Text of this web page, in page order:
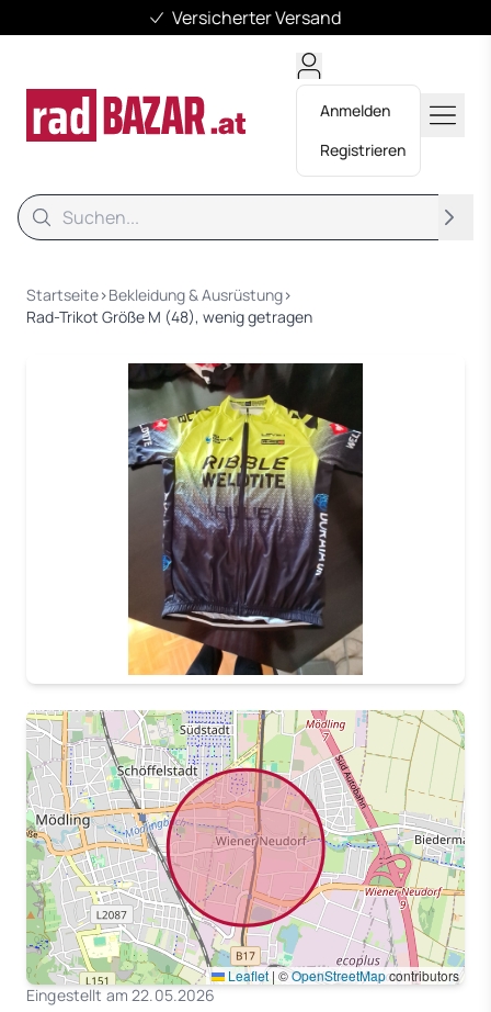
Versicherter Versand
Anmelden
Registrieren
Suche
Startseite›Bekleidung & Ausrüstung›
Rad-Trikot Größe M (48), wenig getragen
Leaflet | ©OpenStreetMapcontributors
Eingestellt am 22.05.2026